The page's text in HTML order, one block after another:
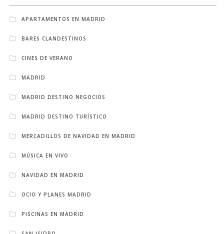
APARTAMENTOS EN MADRID
BARES CLANDESTINOS
CINES DE VERANO
MADRID
MADRID DESTINO NEGOCIOS
MADRID DESTINO TURÍSTICO
MERCADILLOS DE NAVIDAD EN MADRID
MÚSICA EN VIVO
NAVIDAD EN MADRID
OCIO Y PLANES MADRID
PISCINAS EN MADRID